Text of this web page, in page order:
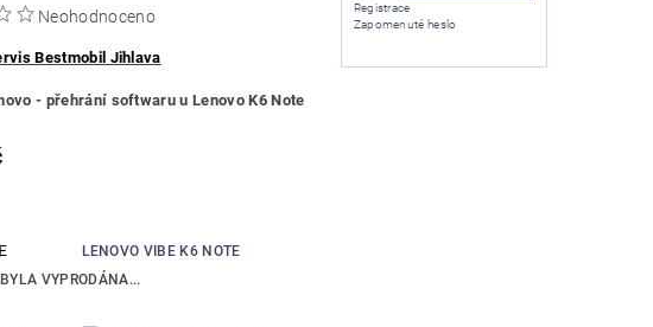
Neohodnoceno
Bestmobil Jihlava
- přehrání softwaru u Lenovo K6 Note
LENOVO VIBE K6 NOTE
VYPRODÁNA...
Registrace
Zapomenuté heslo